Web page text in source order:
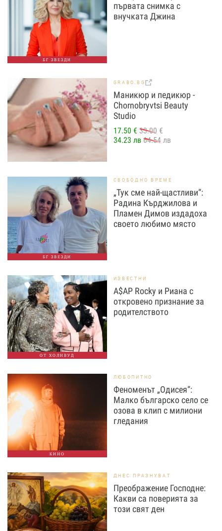
БГ ЗВЕЗДИ
първата снимка с
внучката Джина
GRABO.BG
Маникюр и педикюр -
Chornobryvtsi Beauty
Studio
17.50 € 33.00 €
34.23 лв 64.54 лв
БГ ЗВЕЗДИ
СВОБОДНО ВРЕМЕ
„Тук сме най-щастливи“:
Радина Кърджилова и
Пламен Димов издадоха
своето любимо място
ОТ ХОЛИВУД
ИЗВЕСТНИ
A$AP Rocky и Риана с
откровено признание за
родителството
КИНО
ЛЮБОПИТНО
Феноменът „Одисея“:
Малко българско село се
озова в клип с милиони
гледания
ДНЕС ПРАЗНУВАТ
Преображение Господне:
Какви са поверията за
този свят ден